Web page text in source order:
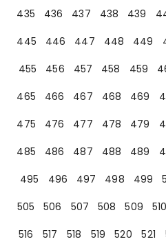
435
436 437 438 439
445
446 447 448 449
455
456 457 458 459
465
466 467 468 469
475
476 477 478 479
485
486 487 488 489
495
496 497 498 499
505
506 507 508 509 510
516
517 518 519 520 521